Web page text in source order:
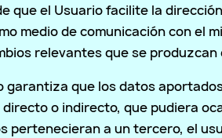
que el Usuario facilite la
medio de comunicación con el
relevantes que se produzcan
garantiza que los datos
o indirecto, que pudiera
pertenecieran a un tercero, el